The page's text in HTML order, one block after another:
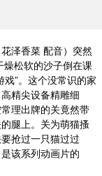
泽香菜 配音）突然
松软的沙子倒在课
”。这个没常识的家
精尖设备精雕细
理出牌的关竟然带
腿上。关为萌猫搔
抢过一只猫过过
系列动画片的